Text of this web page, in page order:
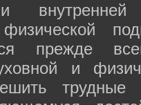
и
физической
прежде
и